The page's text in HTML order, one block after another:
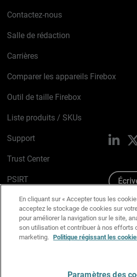
Contactez-nous
Salle de rédaction
Carrières
Comparer les appareils Firebox
Outil de taille Firebox
Liste produits / SKUs
Support
Trust Center
PSIRT
Avis sur les cookies
Politique de confidentialité
Charte Graphique
En cliquant sur « Accepter tous les
acceptez le stockage de cookies sur
pour améliorer la navigation sur le site,
son utilisation et contribuer à nos efforts
marketing. Politique régissant les
Paramètres des